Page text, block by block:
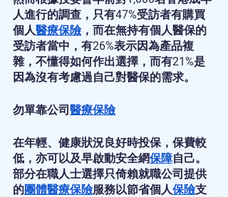
人進行的調查，只有47%受訪者有購買
個人醫療保險 ，而在無持有個人醫保的
受訪者當中，有26%表示因為產品複
雜，不懂得如何作出選擇，而有21%是
因為沒有考慮過自己對醫保的需求。
勿單靠公司 醫療保險
在年輕、健康狀況良好時投保，保費較
低，亦可以及早啟動安全網保障自己。
部分在職人士選擇只倚賴就職公司提供
的團體醫療保險服務以節省個人保險支